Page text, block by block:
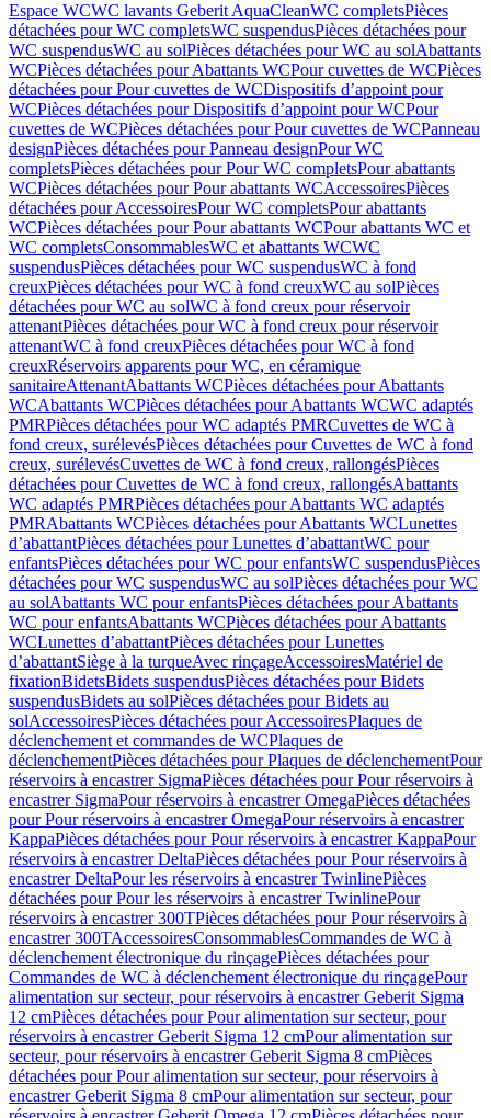
Espace WCWC lavants Geberit AquaCleanWC completsPièces
détachées pour WC completsWC suspendusPièces détachées pour
WC suspendusWC au solPièces détachées pour WC au solAbattants
WCPièces détachées pour Abattants WCPour cuvettes de WCPièces
détachées pour Pour cuvettes de WCDispositifs d’appoint pour
WCPièces détachées pour Dispositifs d’appoint pour WCPour
cuvettes de WCPièces détachées pour Pour cuvettes de WCPanneau
designPièces détachées pour Panneau designPour WC
completsPièces détachées pour Pour WC completsPour abattants
WCPièces détachées pour Pour abattants WCAccessoiresPièces
détachées pour AccessoiresPour WC completsPour abattants
WCPièces détachées pour Pour abattants WCPour abattants WC et
WC completsConsommablesWC et abattants WCWC
suspendusPièces détachées pour WC suspendusWC à fond
creuxPièces détachées pour WC à fond creuxWC au solPièces
détachées pour WC au solWC à fond creux pour réservoir
attenantPièces détachées pour WC à fond creux pour réservoir
attenantWC à fond creuxPièces détachées pour WC à fond
creuxRéservoirs apparents pour WC, en céramique
sanitaireAttenantAbattants WCPièces détachées pour Abattants
WCAbattants WCPièces détachées pour Abattants WCWC adaptés
PMRPièces détachées pour WC adaptés PMRCuvettes de WC à
fond creux, surélevésPièces détachées pour Cuvettes de WC à fond
creux, surélevésCuvettes de WC à fond creux, rallongésPièces
détachées pour Cuvettes de WC à fond creux, rallongésAbattants
WC adaptés PMRPièces détachées pour Abattants WC adaptés
PMRAbattants WCPièces détachées pour Abattants WCLunettes
d’abattantPièces détachées pour Lunettes d’abattantWC pour
enfantsPièces détachées pour WC pour enfantsWC suspendusPièces
détachées pour WC suspendusWC au solPièces détachées pour WC
au solAbattants WC pour enfantsPièces détachées pour Abattants
WC pour enfantsAbattants WCPièces détachées pour Abattants
WCLunettes d’abattantPièces détachées pour Lunettes
d’abattantSiège à la turqueAvec rinçageAccessoiresMatériel de
fixationBidetsBidets suspendusPièces détachées pour Bidets
suspendusBidets au solPièces détachées pour Bidets au
solAccessoiresPièces détachées pour AccessoiresPlaques de
déclenchement et commandes de WCPlaques de
déclenchementPièces détachées pour Plaques de déclenchementPour
réservoirs à encastrer SigmaPièces détachées pour Pour réservoirs à
encastrer SigmaPour réservoirs à encastrer OmegaPièces détachées
pour Pour réservoirs à encastrer OmegaPour réservoirs à encastrer
KappaPièces détachées pour Pour réservoirs à encastrer KappaPour
réservoirs à encastrer DeltaPièces détachées pour Pour réservoirs à
encastrer DeltaPour les réservoirs à encastrer TwinlinePièces
détachées pour Pour les réservoirs à encastrer TwinlinePour
réservoirs à encastrer 300TPièces détachées pour Pour réservoirs à
encastrer 300TAccessoiresConsommablesCommandes de WC à
déclenchement électronique du rinçagePièces détachées pour
Commandes de WC à déclenchement électronique du rinçagePour
alimentation sur secteur, pour réservoirs à encastrer Geberit Sigma
12 cmPièces détachées pour Pour alimentation sur secteur, pour
réservoirs à encastrer Geberit Sigma 12 cmPour alimentation sur
secteur, pour réservoirs à encastrer Geberit Sigma 8 cmPièces
détachées pour Pour alimentation sur secteur, pour réservoirs à
encastrer Geberit Sigma 8 cmPour alimentation sur secteur, pour